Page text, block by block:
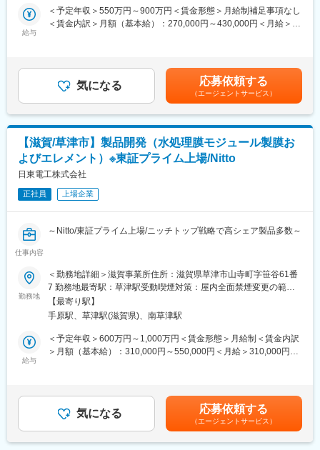
■当ポジションの魅力・特徴
・事業部に直結する生産技術とは異なり、京セラ内全事業部門の
・生産技術開発部には設備、制御、IEなど多岐に渡る技術者が在
籍しており、様々な開発案件に触れることができます。
・入社年次に関わらず、思った事が言えて、思った事が出来る環
境が整っています。
変更の範囲：会社の定める業務
１．商材：ポリイミドコーティング剤
フォトニース?、セミコファイン? https://www.electronics.toray/
２．商材の魅力など：
東レのポリイミドコーティング剤は半導体の高性能化に寄与して
おり、半導体大手各社に長年の実績があり、世界で高いシェアを
多く、当社コーティング剤を通して世界中の大手半導体メーカー
とやり取りする醍醐味を感じることができる業務です。
当業務を通じて、材料面では耐熱性材料、感光性材料、加工技術
に関する知見、業界面では半導体産業への知識が深まります。
３．社会への影響、貢献：
東レのコーティング剤を用いた半導体はスマホやPCをはじめとす
る一般家電から自動車に至るまで、様々な分野に用いられてお
り、成長著しいAI向けでも、更なる拡大が見込まれています。
です。
◆大手ならではの福利厚生・社員の働きをしっかりサポート
・産休や育休など、ライフプランに合わせた休暇制度を用意。
86％（2023年度）
（会社が提示するメニューから決められた範囲で、自由に選択し
利用できる制度。住宅、財産形成、健康、育児、自己啓発等のメ
ニューを対象として、年間104,600円相当の補助を受けることが
給与
＜予定年収＞550万円～900万円＜賃金形態＞月給制補足事項なし
＜賃金内訳＞月額（基本給）：270,000円～430,000円＜月給＞
額であり、選考を通じて上下する可能性があります。月給(月額)は
固定手当を含めた表記です。
気になる 応募依頼する
（エージェントサービス）
【滋賀/草津市】製品開発（水処理膜モジュール製膜お
よびエレメント）※東証プライム上場/Nitto
日東電工株式会社
正社員 上場企業
仕事内容
～Nitto/東証プライム上場/ニッチトップ戦略で高シェア製品多数～
・グローバル市場向けにメンブレン（水処理膜）新製品の開発を
担当しています。
【担当製品】工業用向け水処理膜(水以外の不純物を透過させずに
真水とその他を分離させるための膜)。
【担当製品の詳細（用途・強み）】
【職務内容】
・水処理膜（NF、RO）およびエレメント開発（スパイラル）。
勤務地
＜勤務地詳細＞滋賀事業所住所：滋賀県草津市山寺町字笹谷61番
7 勤務地最寄駅：草津駅受動喫煙対策：屋内全面禁煙変更の範
囲：会社の定める事業所（リモートワーク含む）
【最寄り駅】
手原駅、草津駅(滋賀県)、南草津駅
給与
＜予定年収＞600万円～1,000万円＜賃金形態＞月給制＜賃金内訳
＞月額（基本給）：310,000円～550,000円＜月給＞310,000円～
月給(月額)は固定手当を含めた表記です。
気になる 応募依頼する
（エージェントサービス）